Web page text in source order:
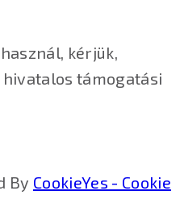
kérjük,
támogatási
By CookieYes - Cookie